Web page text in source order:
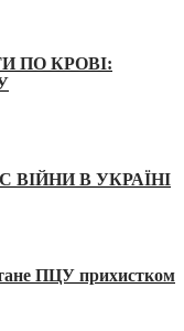
ПО КРОВІ:
В УКРАЇНІ
ПЦУ прихистком